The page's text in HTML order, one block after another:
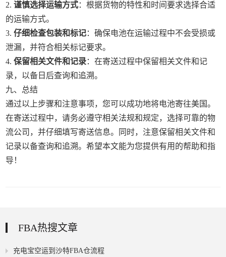
2.谨慎选择运输方式：根据货物的特性和时间要求选择合适
的运输方式。
3.仔细检查包装和标记：确保电池在运输过程中不会受损或
泄漏，并符合相关标记要求。
4.保留相关文件和记录：在寄送过程中保留相关文件和记
录，以备日后查询和追溯。
九、总结
通过以上步骤和注意事项，您可以成功地将电池寄往美国。
在寄送过程中，请务必遵守相关法规和规定，选择可靠的物
流公司，并仔细填写寄送信息。同时，注意保留相关文件和
记录以备查询和追溯。希望本文能为您提供有用的帮助和指
导！
FBA热搜文章
充电宝空运到沙特FBA仓流程